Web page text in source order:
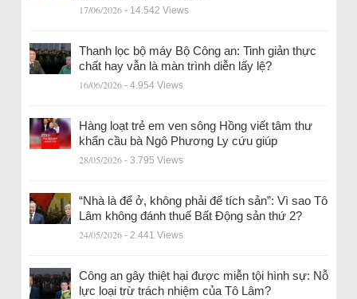
17/06/2026 - 14.542 Views
Thanh lọc bộ máy Bộ Công an: Tinh giản thực
chất hay vẫn là màn trình diễn lấy lệ?
16/06/2026 - 4.954 Views
Hàng loạt trẻ em ven sông Hồng viết tâm thư
khẩn cầu bà Ngô Phương Ly cứu giúp
28/05/2026 - 3.795 Views
“Nhà là để ở, không phải để tích sản”: Vì sao Tô
Lâm không đánh thuế Bất Động sản thứ 2?
24/05/2026 - 2.441 Views
Công an gây thiệt hại được miễn tội hình sự: Nỗ
lực loại trừ trách nhiệm của Tô Lâm?